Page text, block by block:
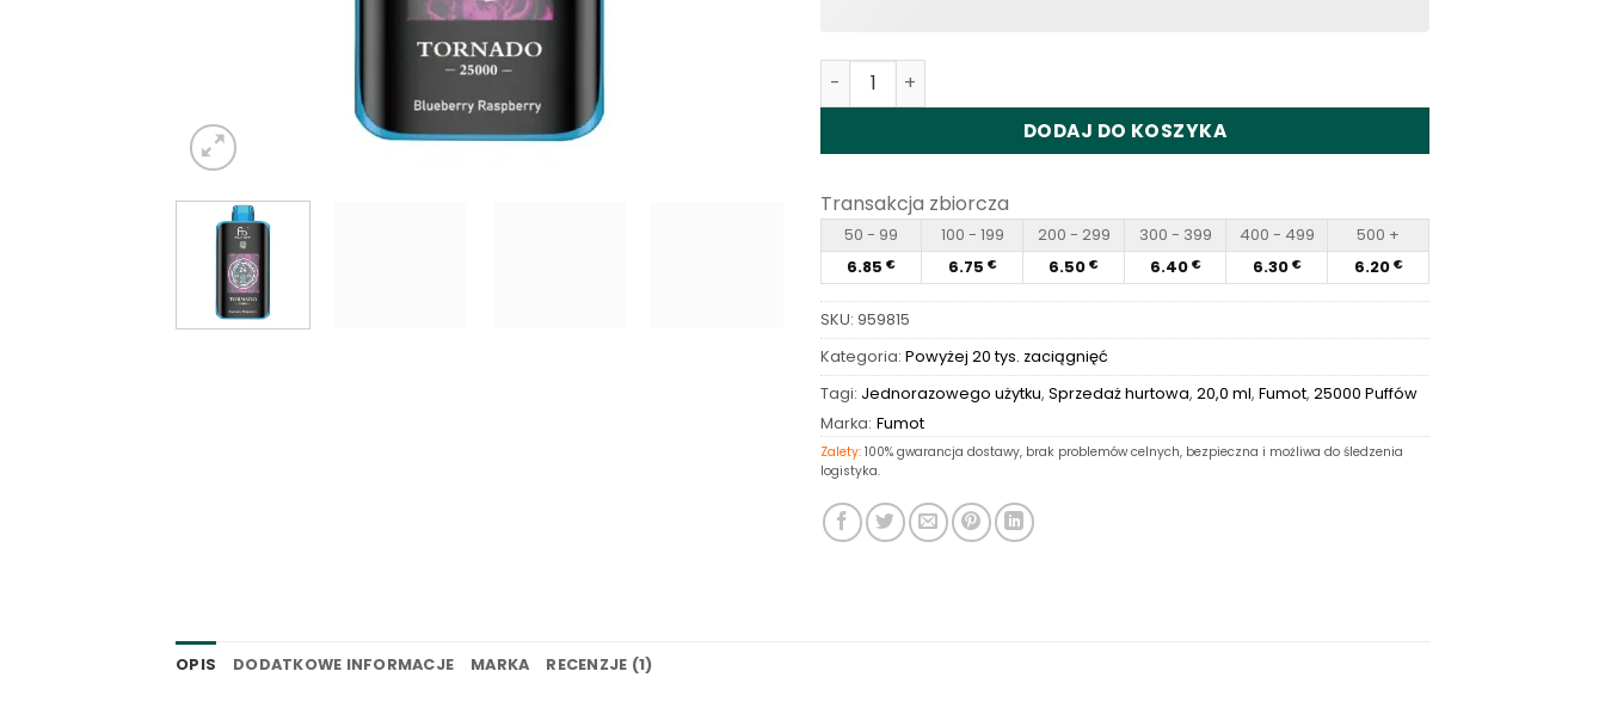
Ilość Fumot Tornado 25000 Puffs Disposable Vape Wholesale
DODAJ DO KOSZYKA
Transakcja zbiorcza
50 - 99 100 - 199 200 - 299 300 - 399 400 - 499
500 +
6.85 € 6.75 € 6.50 € 6.40 € 6.30 € 6.20 €
SKU: 959815
Kategoria: Powyżej 20 tys. zaciągnięć
Tagi: Jednorazowego użytku, Sprzedaż hurtowa, 20,0 ml, Fumot, 25000 Puffów
Marka: Fumot
Zalety: 100% gwarancja dostawy, brak problemów celnych, bezpieczna i możliwa do śledzenia
logistyka.
OPIS DODATKOWE INFORMACJE MARKA RECENZJE (1)